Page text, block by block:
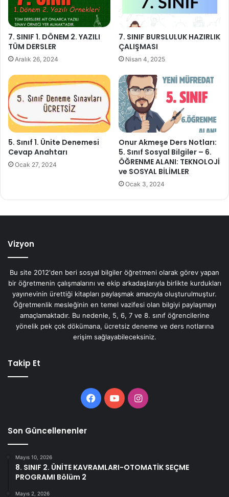
7. SINIF 1. DÖNEM 2. YAZILI
TÜM DERSLER
Aralık 26, 2024
7. SINIF BURSLULUK HAZIRLIK
ÇALIŞMASI
Nisan 4, 2025
5. Sınıf 1. Ünite Denemesi
Cevap Anahtarı
Ocak 27, 2024
Onur Akmeşe Ders Notları:
5. Sınıf Sosyal Bilgiler – 6.
ÖĞRENME ALANI: TEKNOLOJİ
ve SOSYAL BİLİMLER
Ocak 3, 2024
Vizyon
Bu site 2012'den beri sosyal bilgiler öğretmeni olarak görev yapan
bir öğretmenin çalışmalarını ve ekip arkadaşlarıyla birlikte kurdukları
yayınevinin ürettiği kitapları paylaşmak amacıyla oluşturulmuştur.
Öğretmenlik mesleğinin en temel vazifesi olan bilgiyi paylaşmayı
amaçlamaktadır. Bu nedenle, 5, 6, 7 ve 8. sınıf öğrencilerine
yönelik pek çok dökümana, ücretsiz deneme ve ders notlarına
erişim sağlayabileceksiniz.
Takip Et
Facebook
YouTubeInstagram
Son Güncellenenler
Mayıs 10, 2026
8. SINIF 2. ÜNİTE KAVRAMLARI-OTOMATİK SEÇME
PROGRAMI Bölüm 2
Mayıs 2, 2026